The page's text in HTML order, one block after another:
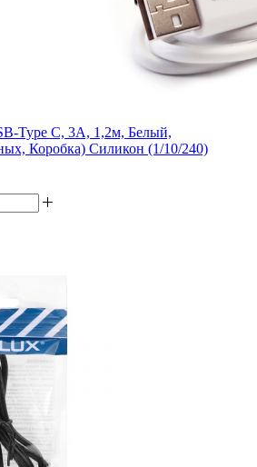
Type C, 3А, 1,2м, Белый,
Коробка) Силикон (1/10/240)